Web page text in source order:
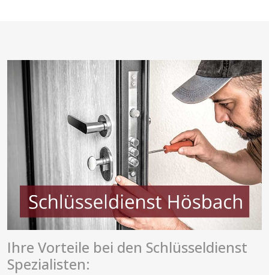
Ihre Vorteile bei den Schlüsseldienst
Spezialisten: